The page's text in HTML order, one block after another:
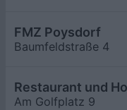
FMZ Poysdorf
Baumfeldstraße 4
Restaurant und
Am Golfplatz 9